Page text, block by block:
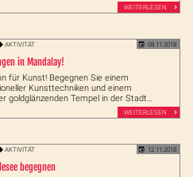
WEITERLESEN
AKTIVITÄT 08.11.2018
in Mandalay!
für Kunst! Begegnen Sie einem
Kunsttechniken und einem
goldglänzenden Tempel in der Stadt
WEITERLESEN
AKTIVITÄT 12.11.2018
begegnen